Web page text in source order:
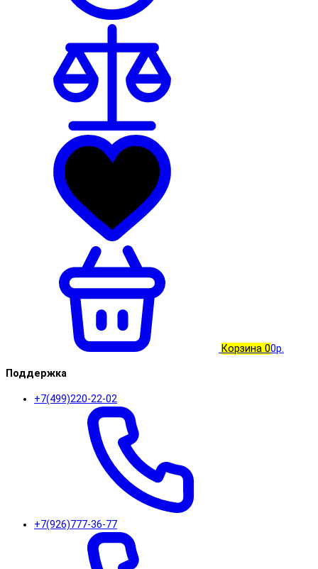
Корзина 00р.
Поддержка
+7(499)220-22-02
+7(926)777-36-77